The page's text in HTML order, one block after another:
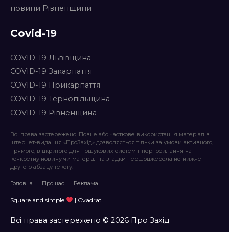
новини Рівненщини
Covid-19
COVID-19 Львівщина
COVID-19 Закарпаття
COVID-19 Прикарпаття
COVID-19 Тернопільщина
COVID-19 Рівненщина
Всі права застережено. Повне або часткове використання матеріалів
інтернет-видання «ПроЗахід» дозволяється тільки за умови активного,
прямого, відкритого для пошукових систем гіперпосилання на
конкретну новину чи матеріал та згадки першоджерела не нижче
другого абзацу тексту.
Головна Про нас Реклама
Square and simple | Cvadrat
Всі права застережено © 2026 Про Захід